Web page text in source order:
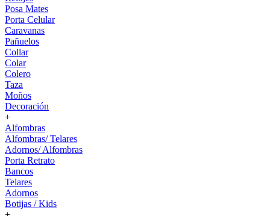
Posa Mates
Porta Celular
Caravanas
Pañuelos
Collar
Colar
Colero
Taza
Moños
Decoración
+
Alfombras
Alfombras/ Telares
Adornos/ Alfombras
Porta Retrato
Bancos
Telares
Adornos
Botijas / Kids